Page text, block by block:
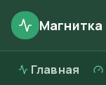
Магнитка
Главная